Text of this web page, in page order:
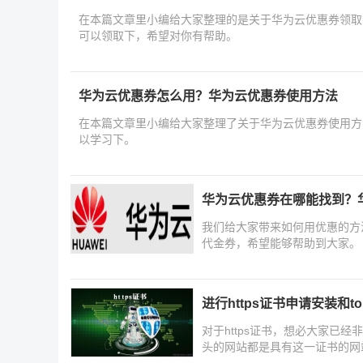
在本篇文章里小编给大家整理的是关于华为云优惠券领
可以领取下，希望对你有帮助。
华为云优惠券怎么用？华为云优惠券使用方法
在本篇文章里小编给大家整理了关于华为云优惠券使用
以学习下。
华为云优惠券在哪能找到？
我们给大家带来如何用优惠的
代金券，希望能够帮助到大家。
进行https证书申请安装和
对于https证书，想必大家已经
头的网站都是具有这一证书的